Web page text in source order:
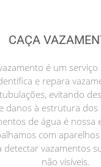
CAÇA
é um serviço
e repara
evitando
danos à estrutura dos
de água é nossa
com
detectar vazamentos
não visíveis.